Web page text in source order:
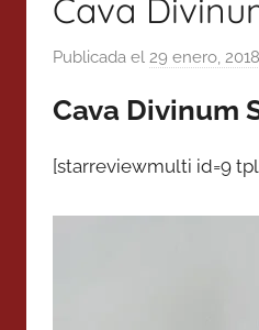
Cava
Publicada el 29 enero, 2018
Cava Divinum
[starreviewmulti id=9